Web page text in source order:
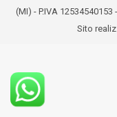
(MI) - P.IVA 12534540153
Sito